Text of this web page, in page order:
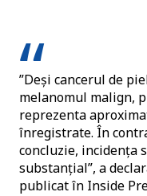
”Deși cancerul de
melanomul malign,
reprezenta
înregistrate. În
concluzie, incidența
substanțial”, a
publicat în Inside